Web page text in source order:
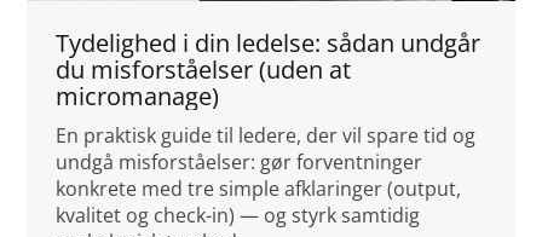
Tydelighed i din ledelse: sådan undgår
du misforståelser (uden at
micromanage)
En praktisk guide til ledere, der vil spare tid og
undgå misforståelser: gør forventninger
konkrete med tre simple afklaringer (output,
kvalitet og check-in) — og styrk samtidig